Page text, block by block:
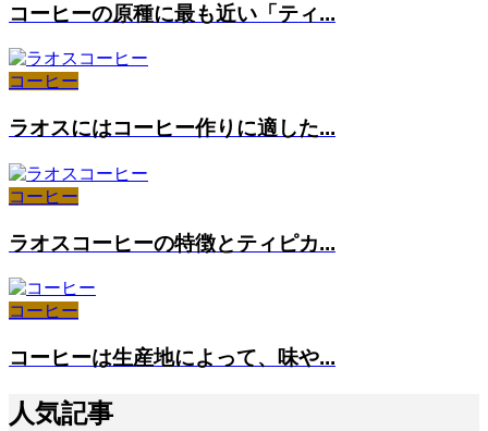
コーヒーの原種に最も近い「ティ...
コーヒー
ラオスにはコーヒー作りに適した...
コーヒー
ラオスコーヒーの特徴とティピカ...
コーヒー
コーヒーは生産地によって、味や...
人気記事